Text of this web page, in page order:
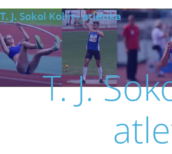
T. J. Sokol Kolín - atletika
T. J.